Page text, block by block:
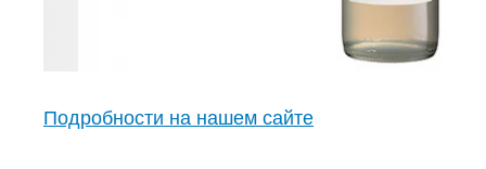
Подробности на нашем сайте